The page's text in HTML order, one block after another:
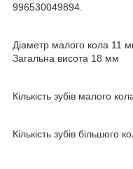
996530049894.
Діаметр малого кола 11
Загальна висота 18 мм
Кількість зубів малого
Кількість зубів більшого